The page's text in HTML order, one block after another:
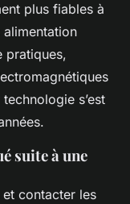
plus fiables à
alimentation
pratiques,
s’est
suite à une
et contacter les